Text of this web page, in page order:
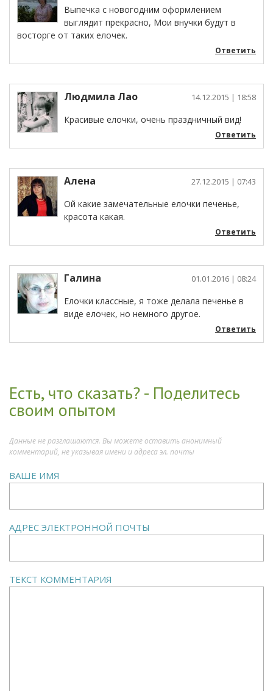
Выпечка с новогодним оформлением
выглядит прекрасно, Мои внучки будут в
восторге от таких елочек.
Ответить
Людмила Лао 14.12.2015 | 18:58
Красивые елочки, очень праздничный вид!
Ответить
Алена 27.12.2015 | 07:43
Ой какие замечательные елочки печенье,
красота какая.
Ответить
Галина 01.01.2016 | 08:24
Елочки классные, я тоже делала печенье в
виде елочек, но немного другое.
Ответить
Есть, что сказать? - Поделитесь
своим опытом
Данные не разглашаются. Вы можете оставить анонимный
комментарий, не указывая имени и адреса эл. почты
ВАШЕ ИМЯ
АДРЕС ЭЛЕКТРОННОЙ ПОЧТЫ
ТЕКСТ КОММЕНТАРИЯ